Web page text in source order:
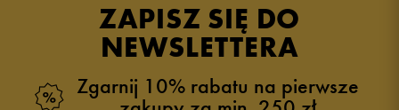
zebranych i zweryfikowanych przez
ZAPISZ SIĘ DO
NEWSLETTERA
Zgarnij 10% rabatu na pierwsze